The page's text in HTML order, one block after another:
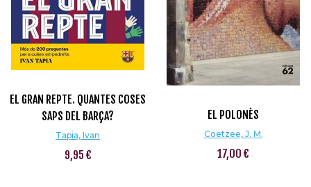
EL GRAN REPTE. QUANTES COSES
SAPS DEL BARÇA?
Tapia, Ivan
9,95 €
EL POLONÈS
Coetzee, J. M.
17,00 €